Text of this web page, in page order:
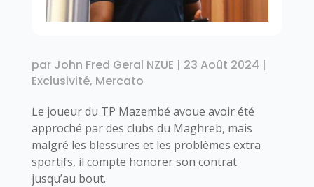
par John Fred Geral NZUE | 23 Août 2024 |
Exclusivité, Mercato
Le joueur du TP Mazembé avoue avoir été
approché par des clubs du Maghreb, mais
malgré les blessures et les problèmes extra
sportifs, il compte honorer son contrat
jusqu’au bout.